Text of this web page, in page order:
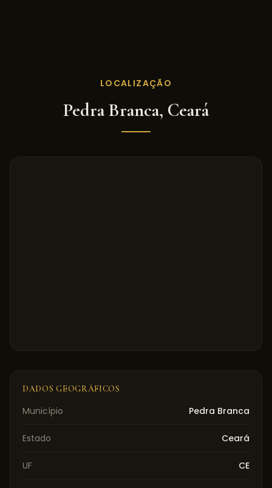
LOCALIZAÇÃO
Pedra Branca, Ceará
DADOS GEOGRÁFICOS
Município Pedra Branca
Estado Ceará
UF CE